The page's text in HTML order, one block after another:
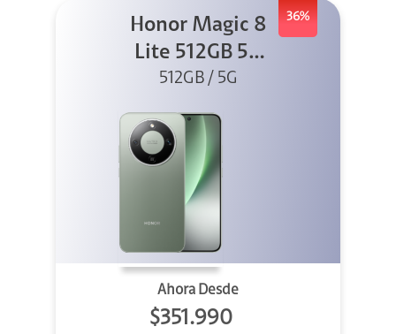
36%
Honor Magic 8
Lite 512GB 5G
Verde
512GB / 5G
Ahora Desde
$351.990